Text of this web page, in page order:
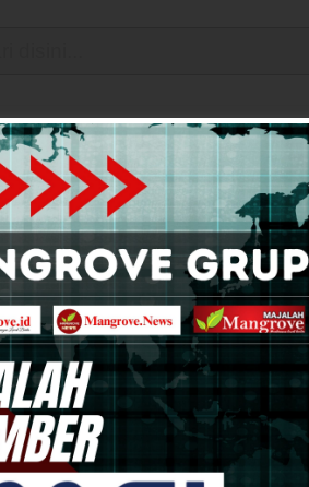
Info Tanah Papua Kesehatan
Support by